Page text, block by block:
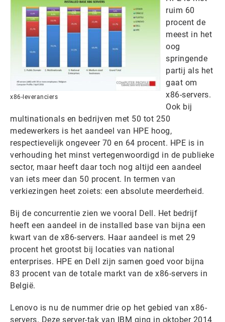
x86-leveranciers
ruim 60
procent de
meest in het
oog
springende
partij als het
gaat om
x86-servers.
Ook bij
multinationals en bedrijven met 50 tot 250
medewerkers is het aandeel van HPE hoog,
respectievelijk ongeveer 70 en 64 procent. HPE is in
verhouding het minst vertegenwoordigd in de publieke
sector, maar heeft daar toch nog altijd een aandeel
van iets meer dan 50 procent. In termen van
verkiezingen heet zoiets: een absolute meerderheid.
Bij de concurrentie zien we vooral Dell. Het bedrijf
heeft een aandeel in de installed base van bijna een
kwart van de x86-servers. Haar aandeel is met 29
procent het grootst bij locaties van national
enterprises. HPE en Dell zijn samen goed voor bijna
83 procent van de totale markt van de x86-servers in
België.
Lenovo is nu de nummer drie op het gebied van x86-
servers. Deze server-tak van IBM ging in oktober 2014